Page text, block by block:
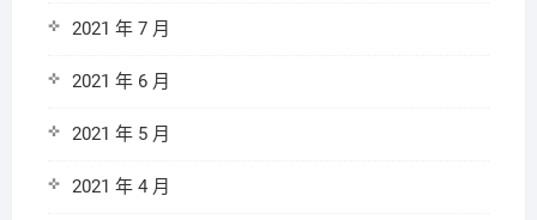
2021 年 7 月
2021 年 6 月
2021 年 5 月
2021 年 4 月